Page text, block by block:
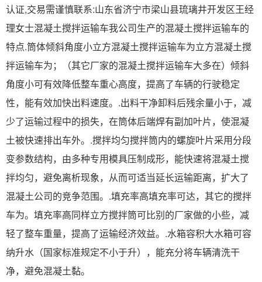
认证,交易需谨慎联系:山东省济宁市梁山县琉璃井开发区王经
理女士混凝土搅拌运输车我公司生产的混凝土搅拌运输车的
特点.筒体倾斜角度小立方混凝土搅拌运输车为立方混凝土搅
拌运输车为；（其它厂家的混凝土搅拌运输车大多在）倾斜
角度小可有效降低整车重心高度，提高了车辆的行驶稳定
性，能有效加快出料速度。.出料干净卸料后残余量小于，减
少了运输过程中的损失，在筒体后端焊有副加叶片，使混凝
土被快速排出车外。.搅拌均匀搅拌筒内的螺旋叶片采用分段
变参数结构，由多种专用模具压制成形，能快速将混凝土搅
拌均匀，避免离析现象，从而可适当延长运输距离，扩大了
混凝土公司的竞争范围。.填充率高填充率可达，其它的搅拌
车为。填充率高同样立方搅拌筒可比别的厂家做的小些，减
轻了整车重量，提高了运输经济效益。.水箱容积大水箱可容
纳升水（国家标准规定不小于升），能充分将车辆清洗干
净，避免混凝土黏。